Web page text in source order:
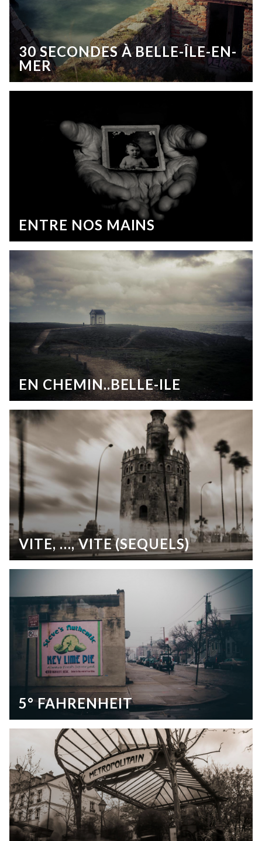
30 SECONDES À BELLE-ÎLE-EN-
MER
ENTRE NOS MAINS
EN CHEMIN..BELLE-ILE
VITE, …, VITE (SEQUELS)
5° FAHRENHEIT